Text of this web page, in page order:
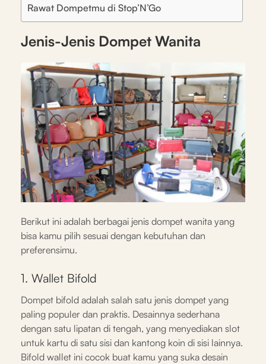
Rawat Dompetmu di Stop’N’Go
Jenis-Jenis Dompet Wanita
Berikut ini adalah berbagai jenis dompet wanita yang
bisa kamu pilih sesuai dengan kebutuhan dan
preferensimu.
1. Wallet Bifold
Dompet bifold adalah salah satu jenis dompet yang
paling populer dan praktis. Desainnya sederhana
dengan satu lipatan di tengah, yang menyediakan slot
untuk kartu di satu sisi dan kantong koin di sisi lainnya.
Bifold wallet ini cocok buat kamu yang suka desain